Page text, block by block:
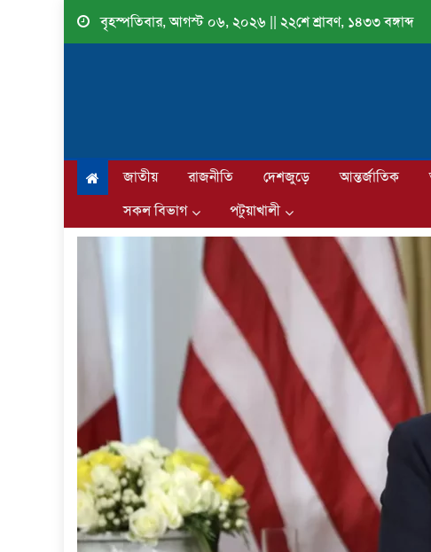
Skip
বৃহস্পতিবার, আগস্ট ০৬, ২০২৬ || ২২শে শ্রাবণ, ১৪৩৩ বঙ্গাব্দ
জাতীয় রাজনীতি দেশজুড়ে আন্তর্জাতিক
সকল বিভাগ
পটুয়াখালী